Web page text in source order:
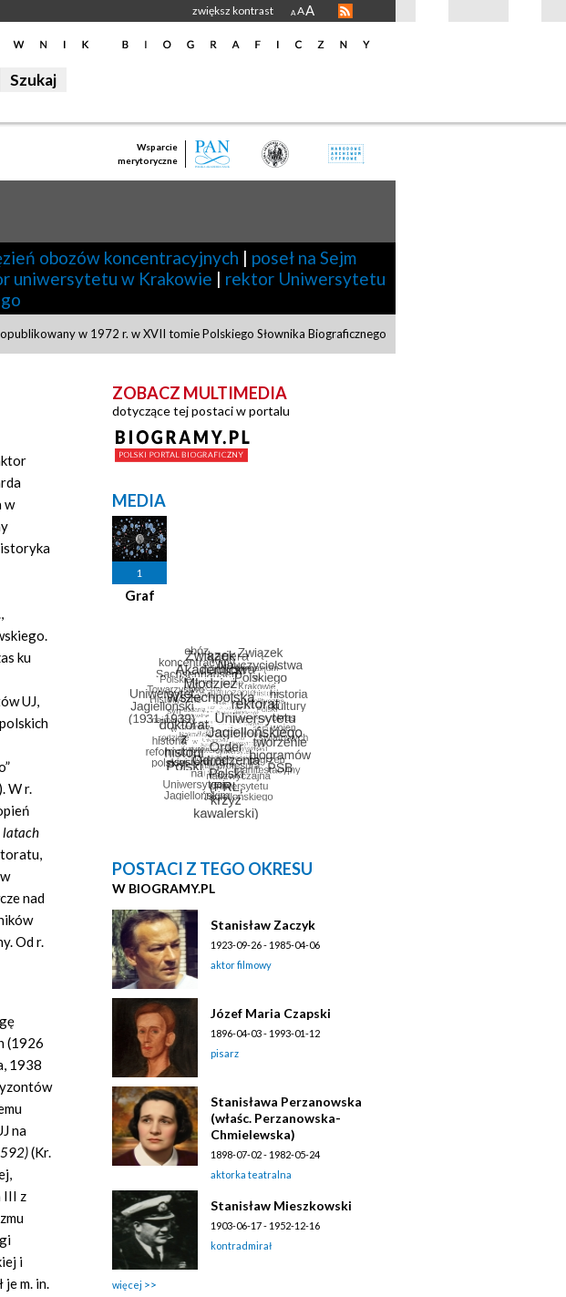
zwiększ kontrast A AA
Wsparcie
merytoryczne
obozów koncentracyjnych | poseł na Sejm
uniwersytetu w Krakowie | rektor Uniwersytetu
w 1972 r. w XVII tomie Polskiego Słownika Biograficznego
w
ku
UJ,
W r.
latach
nad
Od r.
(1926
1938
na
(Kr.
III z
i
m. in.
ZOBACZ MULTIMEDIA
dotyczące tej postaci w portalu
MEDIA
1
Graf
POSTACI Z TEGO OKRESU
W BIOGRAMY.PL
Stanisław Zaczyk
1923-09-26 - 1985-04-06
aktor filmowy
Józef Maria Czapski
1896-04-03 - 1993-01-12
pisarz
Stanisława Perzanowska
(właśc. Perzanowska-
Chmielewska)
1898-07-02 - 1982-05-24
aktorka teatralna
Stanisław Mieszkowski
1903-06-17 - 1952-12-16
kontradmirał
więcej